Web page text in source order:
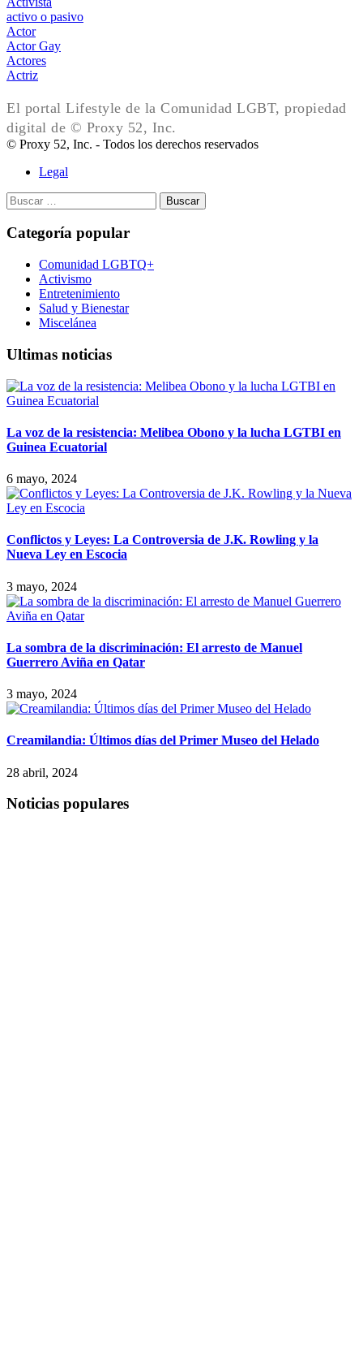
activo o pasivo
Actor
Actor Gay
Actores
Actriz
El portal Lifestyle de la Comunidad LGBT, propiedad
digital de © Proxy 52, Inc.
© Proxy 52, Inc. - Todos los derechos reservados
Legal
Buscar:
Categoría popular
Comunidad LGBTQ+
Activismo
Entretenimiento
Salud y Bienestar
Miscelánea
Ultimas noticias
La voz de la resistencia: Melibea Obono y la lucha LGTBI en
Guinea Ecuatorial
6 mayo, 2024
Conflictos y Leyes: La Controversia de J.K. Rowling y la
Nueva Ley en Escocia
3 mayo, 2024
La sombra de la discriminación: El arresto de Manuel
Guerrero Aviña en Qatar
3 mayo, 2024
Creamilandia: Últimos días del Primer Museo del Helado
28 abril, 2024
Noticias populares